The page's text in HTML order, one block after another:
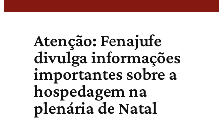
Atenção: Fenajufe
divulga informações
importantes sobre a
hospedagem na
plenária de Natal